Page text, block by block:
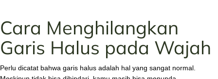
Cara Menghilangkan
Garis Halus pada Wajah
Perlu dicatat bahwa garis halus adalah hal yang sangat normal.